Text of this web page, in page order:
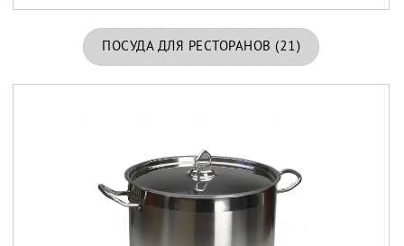
ПОСУДА ДЛЯ РЕСТОРАНОВ (21)